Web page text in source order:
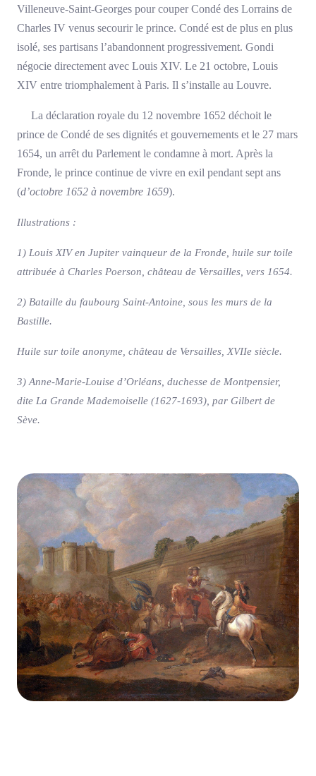
Villeneuve-Saint-Georges pour couper Condé des Lorrains de
Charles IV venus secourir le prince. Condé est de plus en plus
isolé, ses partisans l’abandonnent progressivement. Gondi
négocie directement avec Louis XIV. Le 21 octobre, Louis
XIV entre triomphalement à Paris. Il s’installe au Louvre.
La déclaration royale du 12 novembre 1652 déchoit le
prince de Condé de ses dignités et gouvernements et le 27 mars
1654, un arrêt du Parlement le condamne à mort. Après la
Fronde, le prince continue de vivre en exil pendant sept ans
(d’octobre 1652 à novembre 1659).
Illustrations :
1) Louis XIV en Jupiter vainqueur de la Fronde, huile sur toile
attribuée à Charles Poerson, château de Versailles, vers 1654.
2) Bataille du faubourg Saint-Antoine, sous les murs de la
Bastille.
Huile sur toile anonyme, château de Versailles, XVIIe siècle.
3) Anne-Marie-Louise d’Orléans, duchesse de Montpensier,
dite La Grande Mademoiselle (1627-1693), par Gilbert de
Sève.